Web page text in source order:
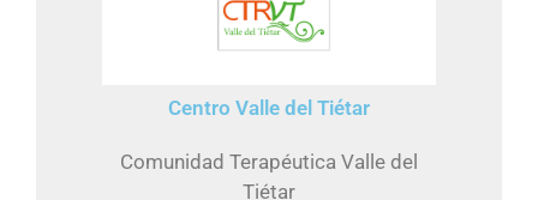
Centro Valle del Tiétar
Comunidad Terapéutica Valle del
Tiétar